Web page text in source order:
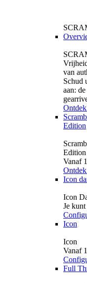
van
Schud
aan:
Edition
Edition
Vanaf
Icon
Icon
Je
Icon
Icon
Vanaf
Full